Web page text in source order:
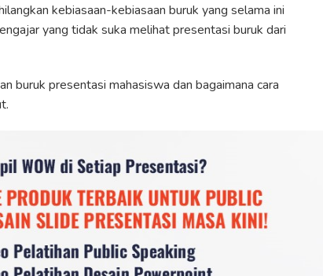
kebiasaan-kebiasaan buruk yang selama ini
yang tidak suka melihat presentasi buruk dari
buruk presentasi mahasiswa dan bagaimana cara